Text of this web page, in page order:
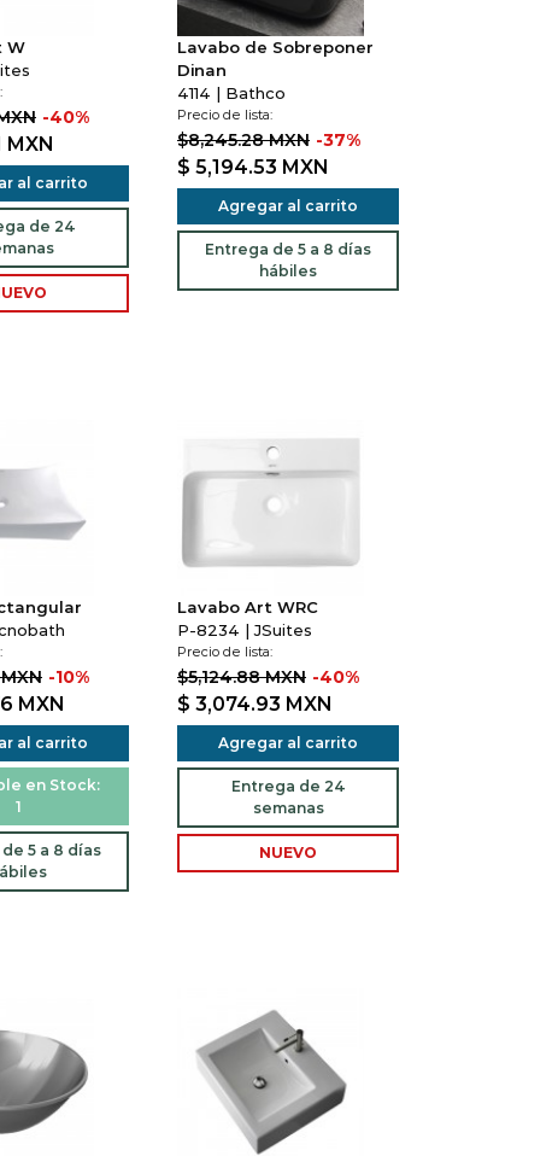
W
-40%
MXN
al carrito
de 24
Lavabo de Sobreponer
Dinan
4114 | Bathco
Precio de lista:
$8,245.28 MXN -37%
$ 5,194.53 MXN
Agregar al carrito
Entrega de 5 a 8 días
hábiles
-10%
MXN
al carrito
en Stock:
1
5 a 8 días
Lavabo Art WRC
P-8234 | JSuites
Precio de lista:
$5,124.88 MXN -40%
$ 3,074.93 MXN
Agregar al carrito
Entrega de 24
semanas
NUEVO